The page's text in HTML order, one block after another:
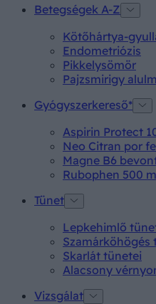
Betegségek A-Z
Kötőhártya-
Endometriózis
Pikkelysömör
Pajzsmirigy
Gyógyszerkereső*
Aspirin Protect
Neo Citran por
Magne B6
Rubophen 500
Tünet
Lepkehimlő
Szamárköhögés
Skarlát tünetei
Alacsony
Vizsgálat